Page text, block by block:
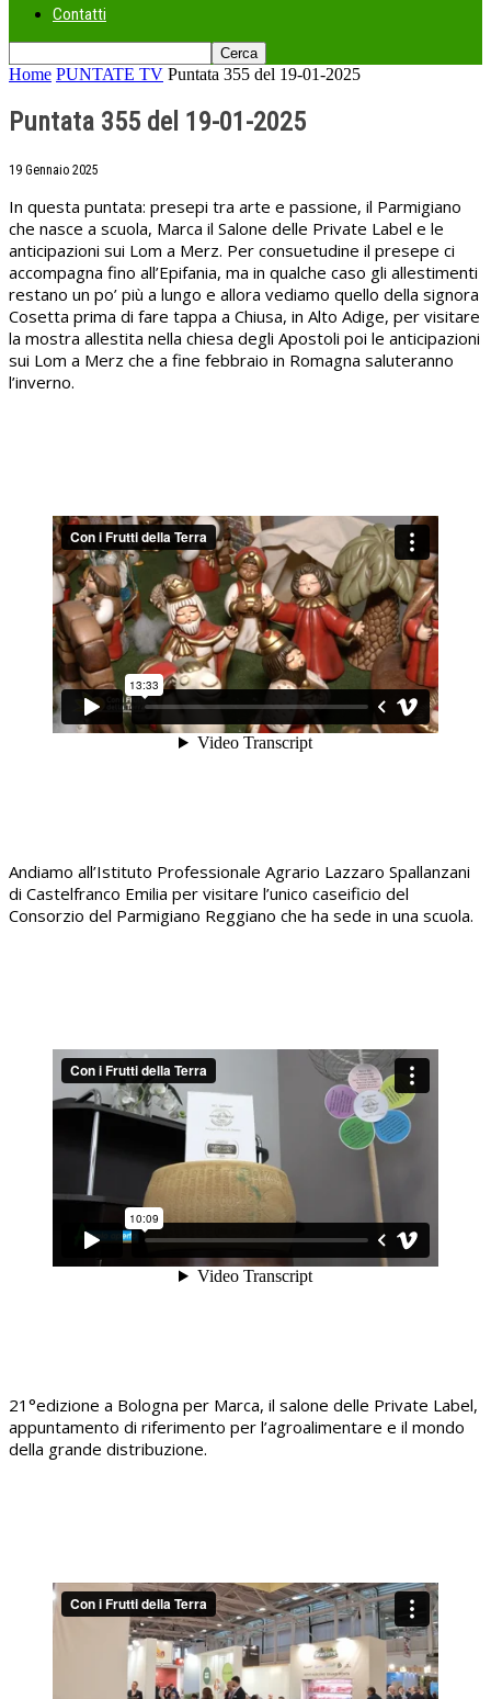
Contatti
Home PUNTATE TV Puntata 355 del 19-01-2025
Puntata 355 del 19-01-2025
19 Gennaio 2025
In questa puntata: presepi tra arte e passione, il Parmigiano
che nasce a scuola, Marca il Salone delle Private Label e le
anticipazioni sui Lom a Merz. Per consuetudine il presepe ci
accompagna fino all’Epifania, ma in qualche caso gli allestimenti
restano un po’ più a lungo e allora vediamo quello della signora
Cosetta prima di fare tappa a Chiusa, in Alto Adige, per visitare
la mostra allestita nella chiesa degli Apostoli poi le anticipazioni
sui Lom a Merz che a fine febbraio in Romagna saluteranno
l’inverno.
Andiamo all’Istituto Professionale Agrario Lazzaro Spallanzani
di Castelfranco Emilia per visitare l’unico caseificio del
Consorzio del Parmigiano Reggiano che ha sede in una scuola.
21°edizione a Bologna per Marca, il salone delle Private Label,
appuntamento di riferimento per l’agroalimentare e il mondo
della grande distribuzione.